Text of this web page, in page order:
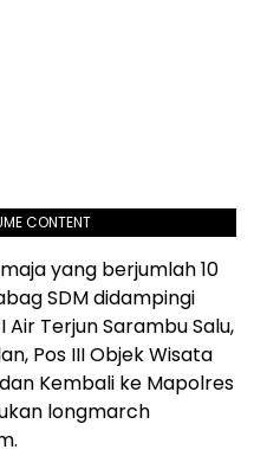
CONTENT
yang berjumlah 10
SDM didampingi
Terjun Sarambu Salu,
Pos III Objek Wisata
Kembali ke Mapolres
longmarch